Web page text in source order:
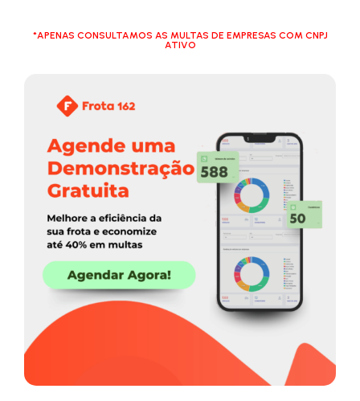
*APENAS CONSULTAMOS AS MULTAS DE EMPRESAS COM CNPJ
ATIVO